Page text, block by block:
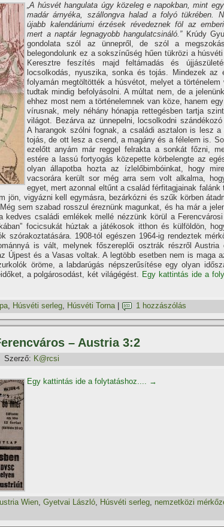
„A húsvét hangulata úgy közeleg e napokban, mint
madár árnyéka, szállongva halad a folyó tükrében.
újabb kalendáriumi érzések révedeznek föl az
mert a naptár legnagyobb hangulatcsináló.”Krúdy
gondolata szól az ünnepről, de szól a
belegondolunk ez a sokszí­nűség hűen tükrözi a
Keresztre feszí­tés majd feltámadás és
locsolkodás, nyuszika, sonka és tojás. Mindezek az
folyamán megtöltötték a húsvétot, melyet a történelem
tudtak mindig befolyásolni. A múltat nem, de a
ehhez most nem a történelemnek van köze, hanem
ví­rusnak, mely néhány hónapja rettegésben tartja
világot. Bezárva az ünnepelni, locsolkodni szándékozó
A harangok szólni fognak, a családi asztalon is lesz
tojás, de ott lesz a csend, a magány és a félelem is.
ezelőtt anyám már reggel felrakta a sonkát főzni,
estére a lassú fortyogás közepette körbelengte az
olyan állapotba hozta az í­zlelőbimbóinkat, hogy
vacsorára került sor még arra sem volt alkalma,
egyet, mert azonnal eltűnt a család férfitagjainak falánk
jön, vigyázni kell egymásra, bezárkózni és szűk körben
sem szabad rosszul éreznünk magunkat, és ha már a
családi emlékek mellé nézzünk körül a Ferencvárosi
focicsukát húztak a játékosok itthon és külföldön,
szórakoztatására. 1908-tól egészen 1964-ig rendeztek
is vált, melynek főszereplői osztrák részről Austria
Újpest és a Vasas voltak. A legtöbb esetben nem is maga
öröme, a labdarúgás népszerűsí­tése egy olyan
a polgárosodást, két világégést. Egy kattintás ide a
, Húsvéti serleg, Húsvéti Torna| 1 hozzászólás
– Austria 3:2
Szerző: K@rcsi
Egy kattintás ide a folytatáshoz.... →
Wien, Gyetvai László, Húsvéti serleg, nemzetközi